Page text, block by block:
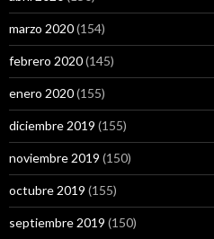
marzo 2020(154)
febrero 2020(145)
enero 2020(155)
diciembre 2019 (155)
noviembre 2019 (150)
octubre 2019 (155)
septiembre 2019 (150)